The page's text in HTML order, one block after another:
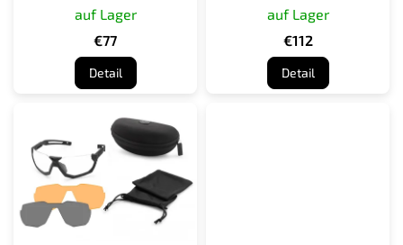
auf Lager
€77
Detail
auf Lager
€112
Detail